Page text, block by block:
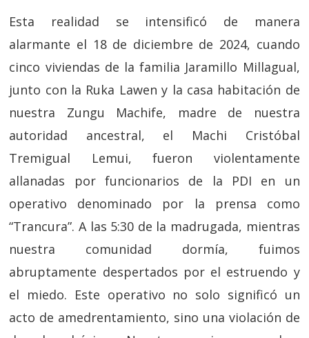
Esta realidad se intensificó de manera
alarmante el 18 de diciembre de 2024, cuando
cinco viviendas de la familia Jaramillo Millagual,
junto con la Ruka Lawen y la casa habitación de
nuestra Zungu Machife, madre de nuestra
autoridad ancestral, el Machi Cristóbal
Tremigual Lemui, fueron violentamente
allanadas por funcionarios de la PDI en un
operativo denominado por la prensa como
“Trancura”. A las 5:30 de la madrugada, mientras
nuestra comunidad dormía, fuimos
abruptamente despertados por el estruendo y
el miedo. Este operativo no solo significó un
acto de amedrentamiento, sino una violación de